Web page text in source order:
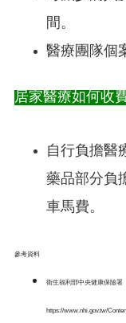
間。
醫療團隊個
居家醫療如何收
自行負擔醫
藥品部分負
車馬費。
參考資料
衛生福利部中央健康保險署
https://www.nhi.gov.tw/